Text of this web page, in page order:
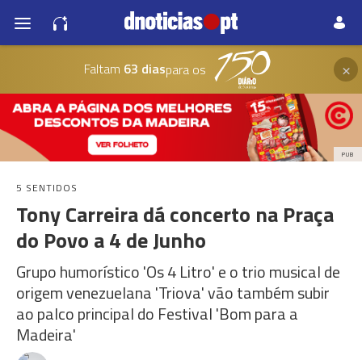
Faltam 63 diaspara os ×
PUB
5 SENTIDOS
Tony Carreira dá concerto na Praça
do Povo a 4 de Junho
Grupo humorístico 'Os 4 Litro' e o trio musical de
origem venezuelana 'Triova' vão também subir
ao palco principal do Festival 'Bom para a
Madeira'